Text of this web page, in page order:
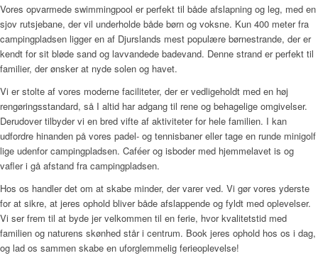
Vores opvarmede swimmingpool er perfekt til både afslapning og leg, med en
sjov rutsjebane, der vil underholde både børn og voksne. Kun 400 meter fra
campingpladsen ligger en af Djurslands mest populære børnestrande, der er
kendt for sit bløde sand og lavvandede badevand. Denne strand er perfekt til
familier, der ønsker at nyde solen og havet.
Vi er stolte af vores moderne faciliteter, der er vedligeholdt med en høj
rengøringsstandard, så I altid har adgang til rene og behagelige omgivelser.
Derudover tilbyder vi en bred vifte af aktiviteter for hele familien. I kan
udfordre hinanden på vores padel- og tennisbaner eller tage en runde minigolf
lige udenfor campingpladsen. Caféer og isboder med hjemmelavet is og
vafler i gå afstand fra campingpladsen.
Hos os handler det om at skabe minder, der varer ved. Vi gør vores yderste
for at sikre, at jeres ophold bliver både afslappende og fyldt med oplevelser.
Vi ser frem til at byde jer velkommen til en ferie, hvor kvalitetstid med
familien og naturens skønhed står i centrum. Book jeres ophold hos os i dag,
og lad os sammen skabe en uforglemmelig ferieoplevelse!